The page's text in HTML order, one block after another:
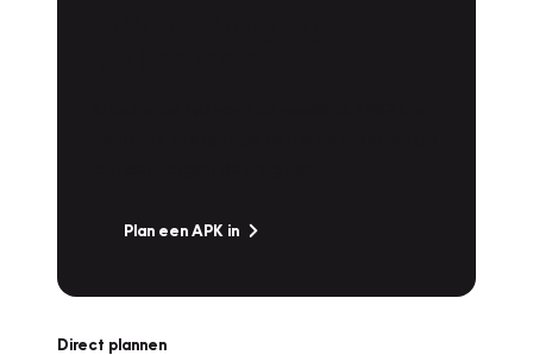
Plan een APK in
Direct plannen